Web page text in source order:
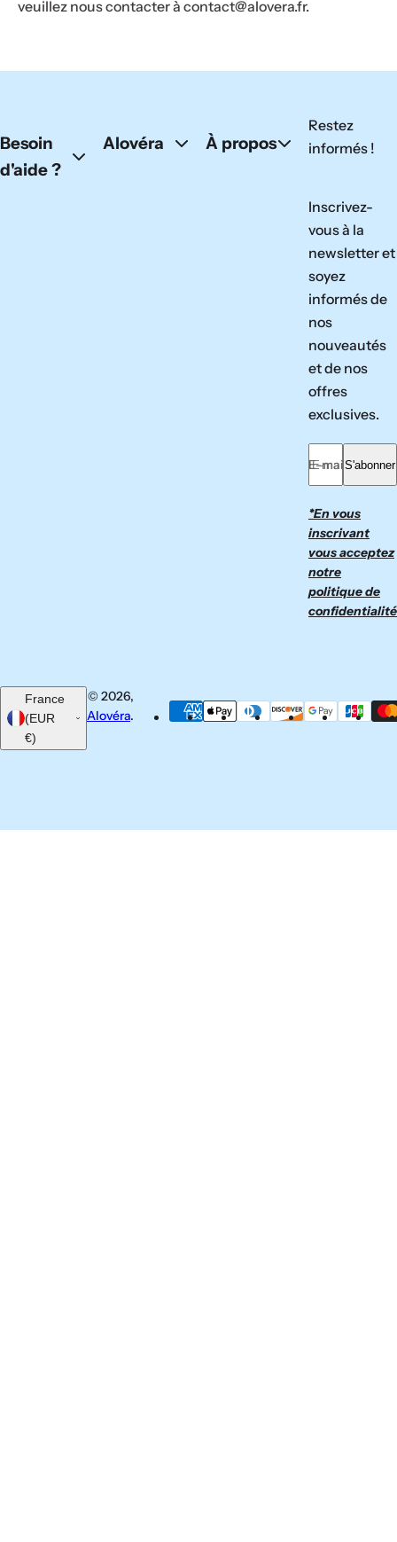
veuillez nous contacter à contact@alovera.fr.
Besoin
d'aide ?
Alovéra À propos
Restez
informés !
Inscrivez-
vous à la
newsletter et
soyez
informés de
nos
nouveautés
et de nos
offres
exclusives.
E-mail *S'abonner
*En vous
inscrivant
vous acceptez
notre
politique de
confidentialité
France
(EUR
€)
© 2026,
Alovéra.